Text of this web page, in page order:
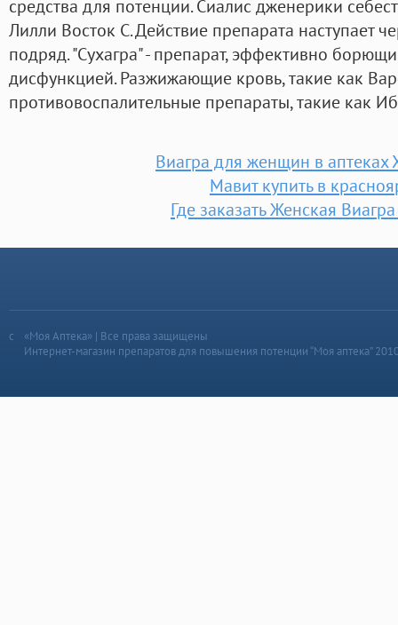
средства для потенции. Сиалис дженерики
Лилли Восток С. Действие препарата наступает
подряд. "Сухагра" - препарат, эффективно
дисфункцией. Разжижающие кровь, такие как
противовоспалительные препараты, такие как
Виагра для женщин в аптеках
Мавит купить в
Где заказать Женская
«Моя Аптека» | Все права защищены
Интернет-магазин препаратов для повышения потенции “Моя аптека”